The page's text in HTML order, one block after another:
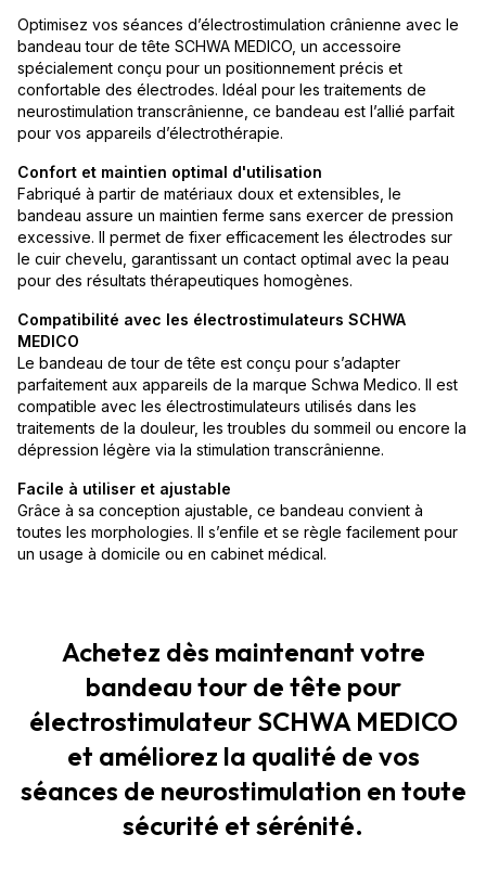
Optimisez vos séances d’électrostimulation crânienne avec le
bandeau tour de tête SCHWA MEDICO, un accessoire
spécialement conçu pour un positionnement précis et
confortable des électrodes. Idéal pour les traitements de
neurostimulation transcrânienne, ce bandeau est l’allié parfait
pour vos appareils d’électrothérapie.
Confort et maintien optimal d'utilisation
Fabriqué à partir de matériaux doux et extensibles, le
bandeau assure un maintien ferme sans exercer de pression
excessive. Il permet de fixer efficacement les électrodes sur
le cuir chevelu, garantissant un contact optimal avec la peau
pour des résultats thérapeutiques homogènes.
Compatibilité avec les électrostimulateurs SCHWA
MEDICO
Le bandeau de tour de tête est conçu pour s’adapter
parfaitement aux appareils de la marque Schwa Medico. Il est
compatible avec les électrostimulateurs utilisés dans les
traitements de la douleur, les troubles du sommeil ou encore la
dépression légère via la stimulation transcrânienne.
Facile à utiliser et ajustable
Grâce à sa conception ajustable, ce bandeau convient à
toutes les morphologies. Il s’enfile et se règle facilement pour
un usage à domicile ou en cabinet médical.
Achetez dès maintenant votre
bandeau tour de tête pour
électrostimulateur SCHWA MEDICO
et améliorez la qualité de vos
séances de neurostimulation en toute
sécurité et sérénité.